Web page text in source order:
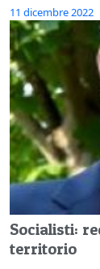
11 dicembre 2022
Socialisti:
territorio